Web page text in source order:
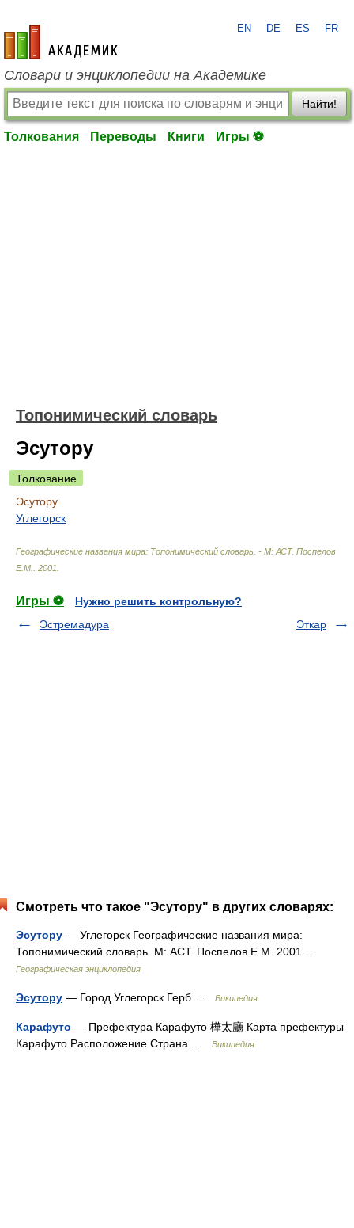
academic.ru
EN DE ES FR
Словари и энциклопедии на Академике
Найти!
Толкования Переводы Книги Игры ⚽
Топонимический словарь
Эсутору
Толкование
Эсутору
Углегорск
Географические названия мира: Топонимический словарь. - М: АСТ. Поспелов
Е.М.
2001
Игры ⚽
Нужно решить контрольную?
Эстремадура
Эткар
Смотреть что такое "Эсутору" в других словарях:
Эсутору — Углегорск Географические названия мира:
Топонимический словарь. М: АСТ. Поспелов Е.М. 2001 …
Географическая энциклопедия
Эсутору — Город Углегорск Герб … Википедия
Карафуто — Префектура Карафуто 樺太廳 Карта префектуры
Карафуто Расположение Страна …
Википедия